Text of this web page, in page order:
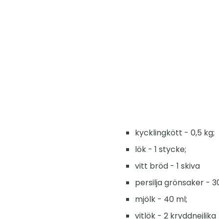
kycklingkött - 0,5 kg;
lök - 1 stycke;
vitt bröd - 1 skiva
persilja grönsaker -
mjölk - 40 ml;
vitlök - 2 kryddnejlika